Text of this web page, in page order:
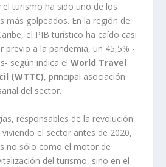
turismo ha sido uno de los
más golpeados. En la región de
el PIB turístico ha caído casi
previo a la pandemia, un 45,5% -
según indica elWorld Travel
(WTTC), principal asociación
del sector.
responsables de la revolución
el sector antes de 2020,
no sólo como el motor de
del turismo, sino en el